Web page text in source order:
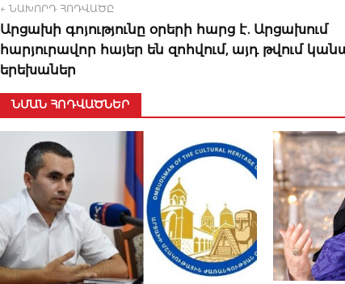
← ՆԱԽՈՐԴ ՀՈԴՎԱԾԸ
Արցախի գոյությունը օրերի հարց է. Արցախում
հարյուրավոր հայեր են զոհվում, այդ թվում
երեխաներ
ՆՄԱՆ ՀՈԴՎԱԾՆԵՐ